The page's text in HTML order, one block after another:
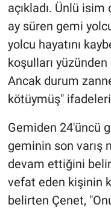
açıkladı. Ünlü
ay süren gemi
yolcu hayatını
koşulları
Ancak durum
kötüymüş"
Gemiden 24'üncü
geminin son varış
devam ettiğini
vefat eden kişinin
belirten Çenet,